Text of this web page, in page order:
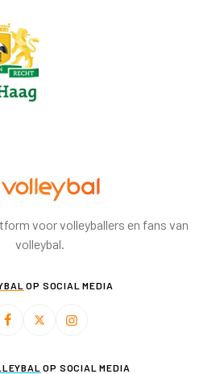
voor volleyballers en fans van
volleybal.
OP SOCIAL MEDIA
OP SOCIAL MEDIA